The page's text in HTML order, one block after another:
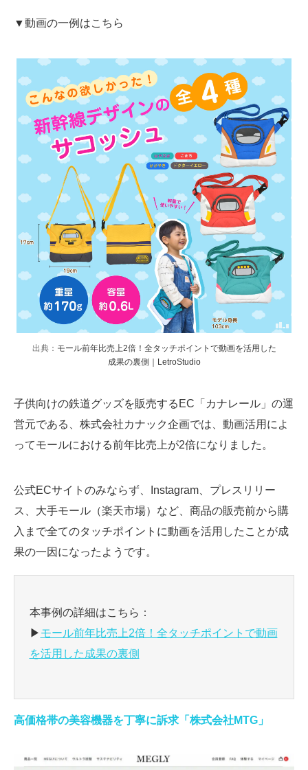
▼動画の一例はこちら
出典： モール前年比売上2倍！全タッチポイントで動画を活用した
成果の裏側｜LetroStudio
子供向けの鉄道グッズを販売するEC「カナレール」の運
営元である、株式会社カナック企画では、動画活用によ
ってモールにおける前年比売上が2倍になりました。
公式ECサイトのみならず、Instagram、プレスリリー
ス、大手モール（楽天市場）など、商品の販売前から購
入まで全てのタッチポイントに動画を活用したことが成
果の一因になったようです。
本事例の詳細はこちら：
▶ モール前年比売上2倍！全タッチポイントで動画
を活用した成果の裏側
高価格帯の美容機器を丁寧に訴求「株式会社MTG」